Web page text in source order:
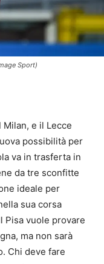
Sport)
e il Lecce
possibilità per
va in trasferta in
da tre sconfitte
ideale per
sua corsa
Pisa vuole provare
ma non sarà
Chi deve fare